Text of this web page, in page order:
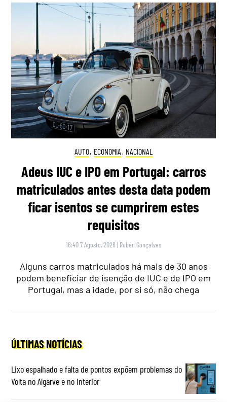
AUTO, ECONOMIA , NACIONAL
Adeus IUC e IPO em Portugal: carros
matriculados antes desta data podem
ficar isentos se cumprirem estes
requisitos
16:40 7 Agosto, 2026 | Rubén Gonçalves
Alguns carros matriculados há mais de 30 anos
podem beneficiar de isenção de IUC e de IPO em
Portugal, mas a idade, por si só, não chega
ÚLTIMAS NOTÍCIAS
Lixo espalhado e falta de pontos expõem problemas do
Volta no Algarve e no interior